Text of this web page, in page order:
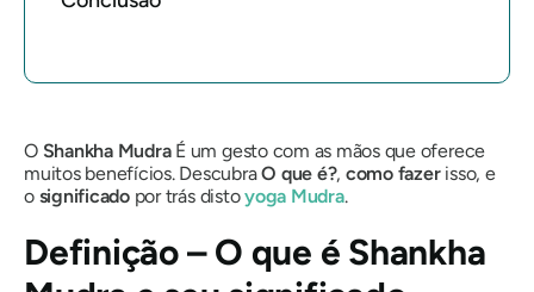
O Shankha MudraÉ um gesto com as mãos que oferece
muitos benefícios. DescubraO que é?, como fazerisso, e
o significadopor trás distoyoga Mudra.
Definição – O que é Shankha